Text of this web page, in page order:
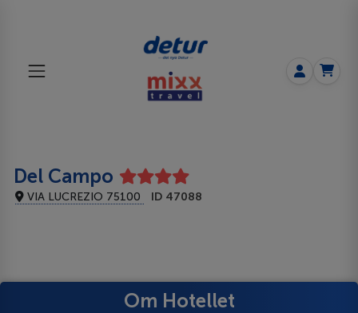
Del Campo
VIA LUCREZIO 75100 ID 47088
Om Hotellet